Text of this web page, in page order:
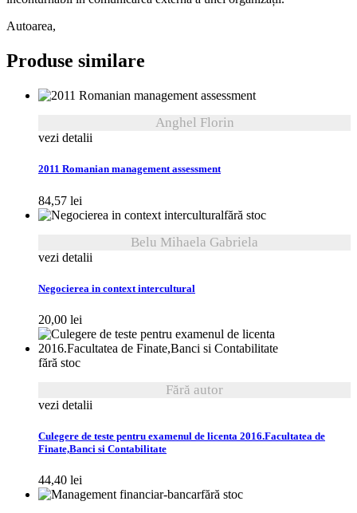
Autoarea,
Produse similare
Anghel Florin
vezi detalii
2011 Romanian management assessment
84,57 lei
fără stoc
Belu Mihaela Gabriela
vezi detalii
Negocierea in context intercultural
20,00 lei
fără stoc
Fără autor
vezi detalii
Culegere de teste pentru examenul de licenta 2016.Facultatea de
Finate,Banci si Contabilitate
44,40 lei
fără stoc